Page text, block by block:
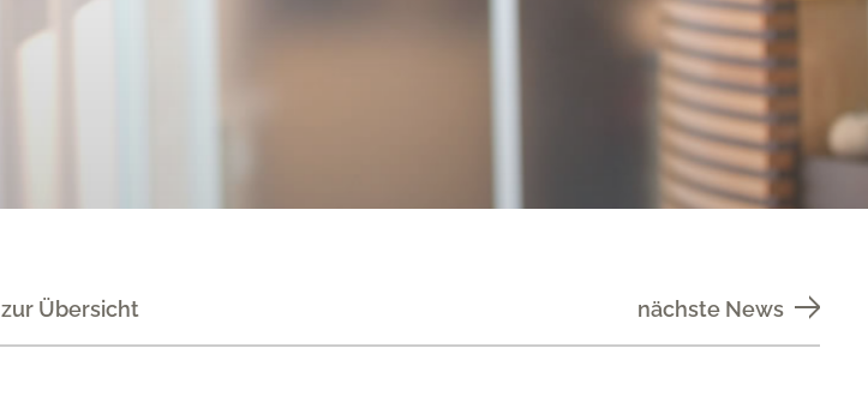
nächste News
zur Übersicht